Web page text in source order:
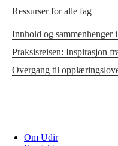
Ressurser for alle fag
Innhold og
Praksisreisen: Inspirasjon
Overgang til
Om Udir